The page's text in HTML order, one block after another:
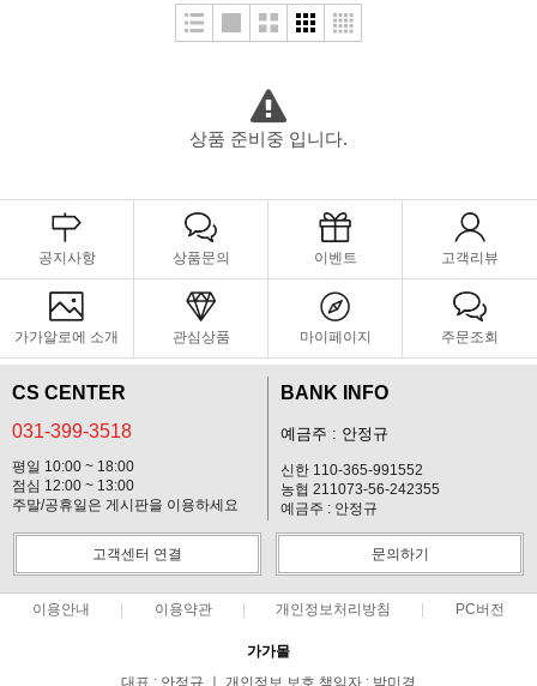
상품 준비중 입니다.
공지사항 상품문의 이벤트 고객리뷰
가가알로에 소개 관심상품 마이페이지 주문조회
CS CENTER
031-399-3518
평일 10:00 ~ 18:00
점심 12:00 ~ 13:00
주말/공휴일은 게시판을 이용하세요
BANK INFO
예금주 : 안정규
신한 110-365-991552
농협 211073-56-242355
예금주 : 안정규
고객센터 연결 문의하기
이용안내 이용약관 개인정보처리방침 PC버전
가가몰
대표 : 안정규 ㅣ 개인정보 보호 책임자 : 박미경